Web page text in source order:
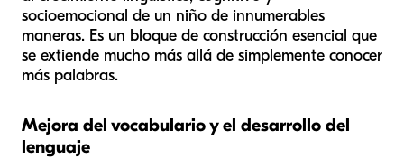
socioemocional de un niño de innumerables
maneras. Es un bloque de construcción esencial que
se extiende mucho más allá de simplemente conocer
más palabras.
Mejora del vocabulario y el desarrollo del
lenguaje